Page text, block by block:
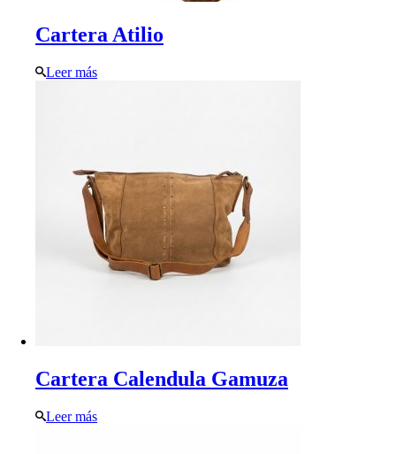
Cartera Atilio
Leer más
Cartera Calendula Gamuza
Leer más